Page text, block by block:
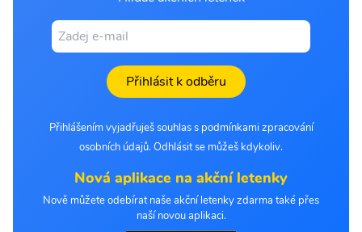
Přihlásit k odběru
Přihlášením vyjadřuješ souhlas s podmínkami zpracování
osobních údajů. Odhlásit se můžeš kdykoliv.
Nová aplikace na akční letenky
Nově můžete odebírat naše akční letenky zdarma také přes
naší novou aplikaci.